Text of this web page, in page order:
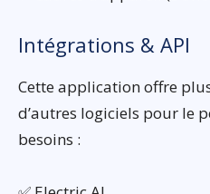
Intégrations & API
Cette application offre
d’autres logiciels pour le
besoins :